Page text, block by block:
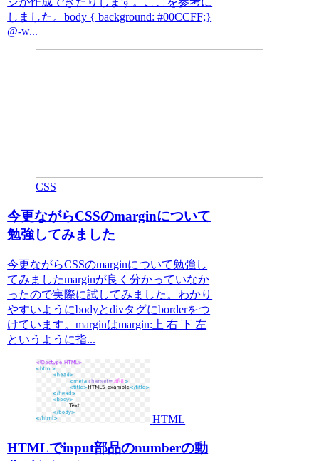
しました。body { background: #00CCFF;}
@-w...
CSS
今更ながらCSSのmarginについて
勉強してみました
今更ながらCSSのmarginについて勉強し
てみましたmarginが良く分かっていなか
ったので実際に試してみました。わかり
やすいようにbodyとdivタグにborderをつ
けています。marginはmargin:上 右 下 左
というように指...
HTML
HTMLでinput部品のnumberの動